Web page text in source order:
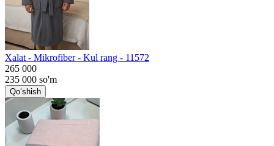
Хalat - Mikrofiber - Kul rang - 11572
265 000
235 000 so'm
Qo‘shish